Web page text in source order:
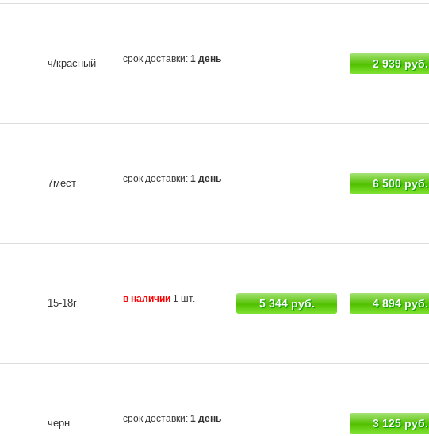
ч/красный срок доставки: 1 день 2 939 руб.
7мест срок доставки: 1 день 6 500 руб.
15-18г в наличии 1 шт. 5 344 руб. 4 894 руб.
черн. срок доставки: 1 день 3 125 руб.